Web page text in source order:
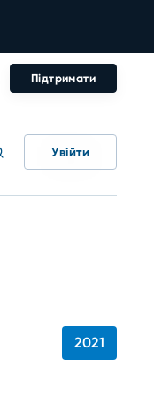
Підтримати
Увійти
2021